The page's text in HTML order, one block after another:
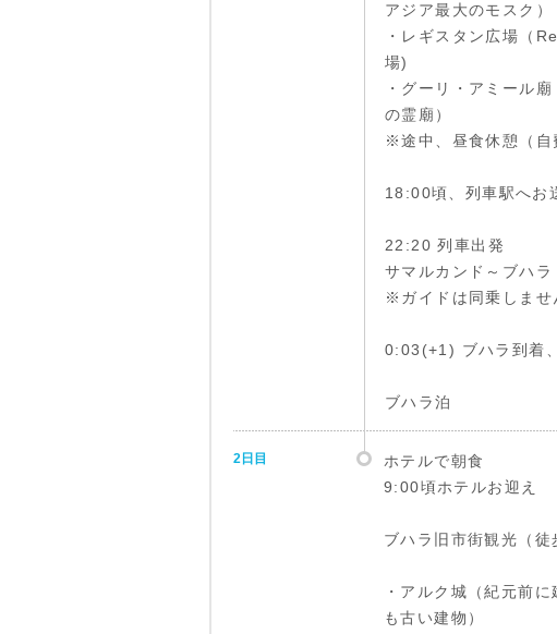
アジア最大のモスク）
・レギスタン広場（
場)
・グーリ・アミール
の霊廟）
※途中、昼食休憩（自
18:00頃、列車駅へお
22:20 列車出発
サマルカンド～ブハ
※ガイドは同乗しませ
0:03(+1) ブハラ到着
ブハラ泊
2日目
ホテルで朝食
9:00頃ホテルお迎え
ブハラ旧市街観光（徒
・アルク城（紀元前
も古い建物）